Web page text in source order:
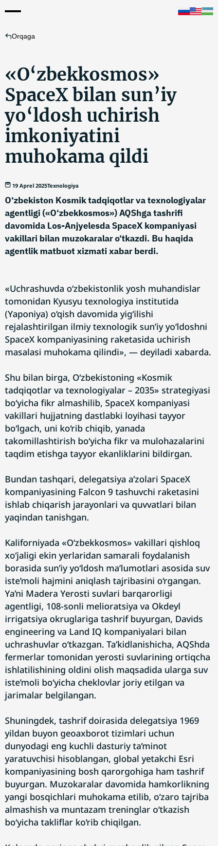
Orqaga
«O‘zbekkosmos»
SpaceX bilan sun’iy
yo‘ldosh uchirish
imkoniyatini
muhokama qildi
19 Aprel 2025Texnologiya
O‘zbekiston Kosmik tadqiqotlar va texnologiyalar
agentligi («O‘zbekkosmos») AQShga tashrifi
davomida Los-Anjyelesda SpaceX kompaniyasi
vakillari bilan muzokaralar o‘tkazdi. Bu haqida
agentlik matbuot xizmati xabar berdi.
«Uchrashuvda o‘zbekistonlik yosh muhandislar
tomonidan Kyusyu texnologiya institutida
(Yaponiya) o‘qish davomida yig‘ilishi
rejalashtirilgan ilmiy texnologik sun’iy yo‘ldoshni
SpaceX kompaniyasining raketasida uchirish
masalasi muhokama qilindi», — deyiladi xabarda.
Shu bilan birga, O‘zbekistoning «Kosmik
tadqiqotlar va texnologiyalar – 2035» strategiyasi
bo‘yicha fikr almashilib, SpaceX kompaniyasi
vakillari hujjatning dastlabki loyihasi tayyor
bo‘lgach, uni ko‘rib chiqib, yanada
takomillashtirish bo‘yicha fikr va mulohazalarini
taqdim etishga tayyor ekanliklarini bildirgan.
Bundan tashqari, delegatsiya a’zolari SpaceX
kompaniyasining Falcon 9 tashuvchi raketasini
ishlab chiqarish jarayonlari va quvvatlari bilan
yaqindan tanishgan.
Kaliforniyada «O‘zbekkosmos» vakillari qishloq
xo‘jaligi ekin yerlaridan samarali foydalanish
borasida sun’iy yo‘ldosh ma’lumotlari asosida suv
iste’moli hajmini aniqlash tajribasini o‘rgangan.
Ya’ni Madera Yerosti suvlari barqarorligi
agentligi, 108-sonli melioratsiya va Okdeyl
irrigatsiya okruglariga tashrif buyurgan, Davids
engineering va Land IQ kompaniyalari bilan
uchrashuvlar o‘tkazgan. Ta’kidlanishicha, AQShda
fermerlar tomonidan yerosti suvlarining ortiqcha
ishlatilishining oldini olish maqsadida ularga suv
iste’moli bo‘yicha cheklovlar joriy etilgan va
jarimalar belgilangan.
Shuningdek, tashrif doirasida delegatsiya 1969
yildan buyon geoaxborot tizimlari uchun
dunyodagi eng kuchli dasturiy ta’minot
yaratuvchisi hisoblangan, global yetakchi Esri
kompaniyasining bosh qarorgohiga ham tashrif
buyurgan. Muzokaralar davomida hamkorlikning
yangi bosqichlari muhokama etilib, o‘zaro tajriba
almashish va muntazam treninglar o‘tkazish
bo‘yicha takliflar ko‘rib chiqilgan.